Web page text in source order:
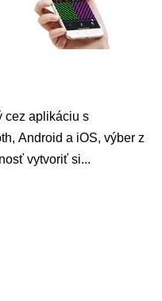
cez aplikáciu s
Android a iOS, výber z
vytvoriť si...